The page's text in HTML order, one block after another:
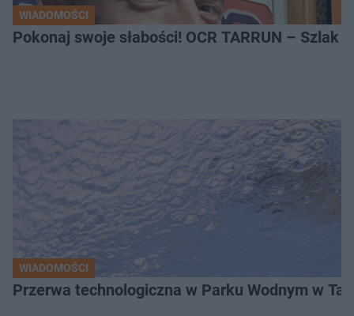
WIADOMOŚCI
Pokonaj swoje słabości! OCR TARRUN – Szlak
WIADOMOŚCI
Przerwa technologiczna w Parku Wodnym w